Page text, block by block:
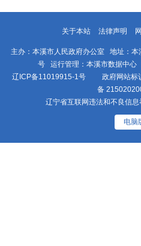
关于本站 法律声明
主办：本溪市人民政府办公室 地址：本
号 运行管理：本溪市数据中心
辽ICP备11019915-1号 政府网站标
备
辽宁省互联网违法和不良信息
电脑